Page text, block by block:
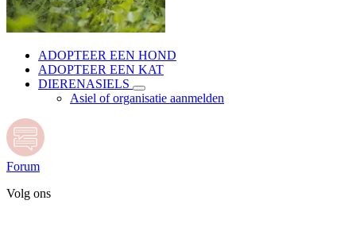
ADOPTEER EEN HOND
ADOPTEER EEN KAT
DIERENASIELS
Asiel of organisatie aanmelden
Forum
Volg ons